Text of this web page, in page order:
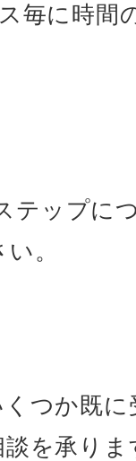
毎に時間
テップに
。
くつか既
を承りま